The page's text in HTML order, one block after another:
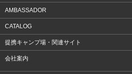
AMBASSADOR
CATALOG
提携キャンプ場・関連サイト
会社案内